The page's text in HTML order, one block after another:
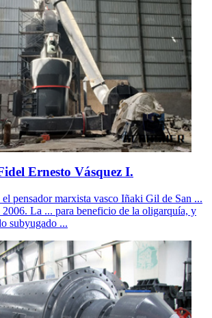
Ernesto Vásquez I.
pensador marxista vasco Iñaki Gil de San ...
La ... para beneficio de la oligarquía, y
subyugado ...